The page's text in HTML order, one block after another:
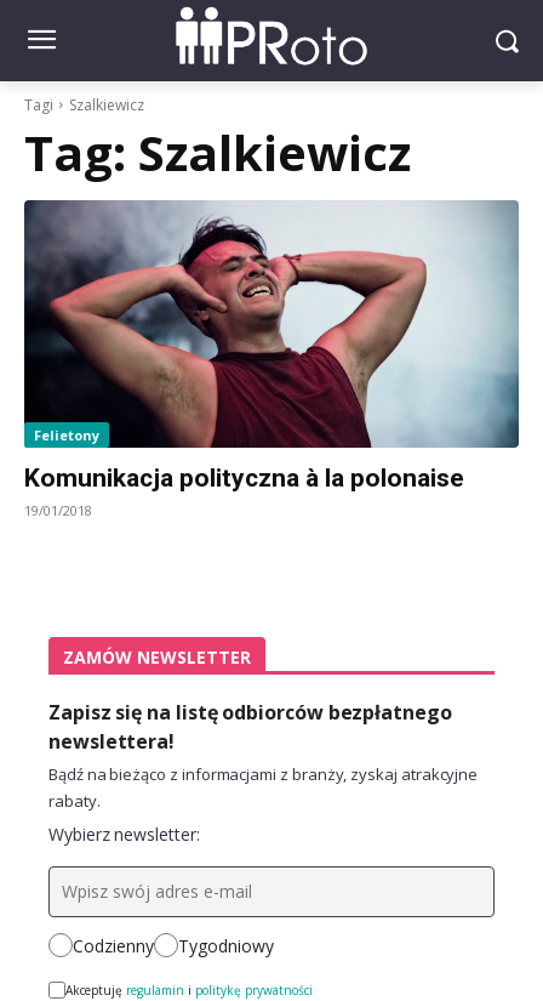
Tagi Szalkiewicz
Tag: Szalkiewicz
Felietony
Komunikacja polityczna à la polonaise
19/01/2018
ZAMÓW NEWSLETTER
Zapisz się na listę odbiorców bezpłatnego
newslettera!
Bądź na bieżąco z informacjami z branży, zyskaj atrakcyjne
rabaty.
Wybierz newsletter:
Codzienny Tygodniowy
Akceptuję regulamin i politykę prywatności